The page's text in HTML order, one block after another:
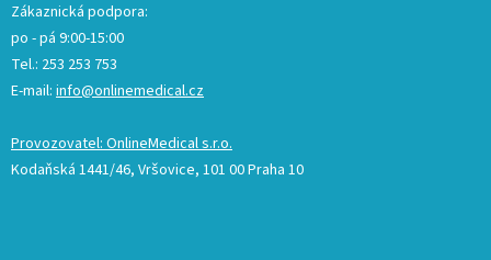
Zákaznická podpora:
po - pá 9:00-15:00
Tel.: 253 253 753
E-mail: info@onlinemedical.cz
Provozovatel: OnlineMedical s.r.o.
Kodaňská 1441/46, Vršovice, 101 00 Praha 10